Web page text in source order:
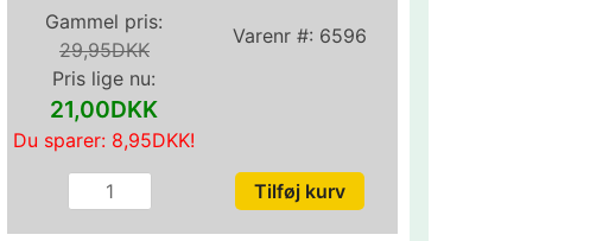
Varenr #: 6596
Gammel pris:
29,95DKK
Pris lige nu:
21,00DKK
Du sparer: 8,95DKK!